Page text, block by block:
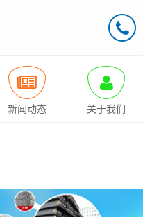
新闻动态 关于我们